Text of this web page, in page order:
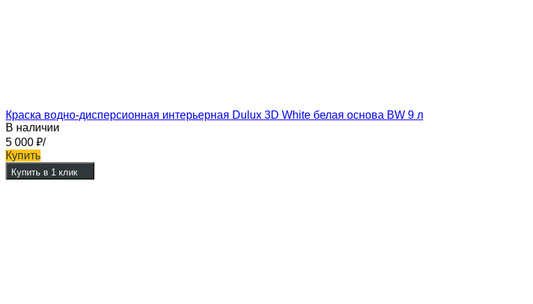
Краска водно-дисперсионная интерьерная Dulux 3D White белая основа BW 9 л
В наличии
5 000 ₽/
Купить
Купить в 1 клик